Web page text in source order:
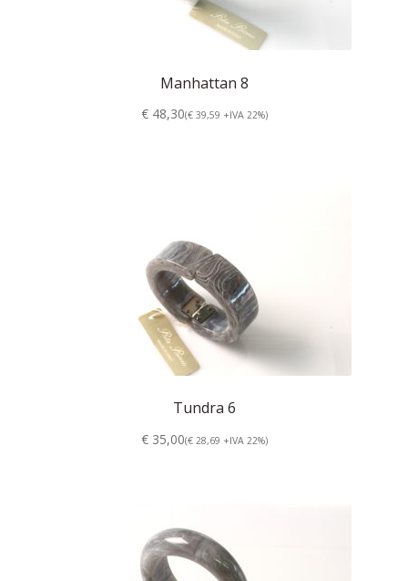
Manhattan 8
€ 48,30(€ 39,59 +IVA 22%)
Tundra 6
€ 35,00(€ 28,69 +IVA 22%)